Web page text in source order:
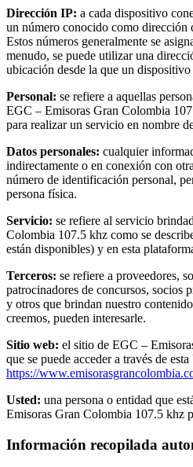
Dirección IP: a cada dispositivo
un número conocido como dirección
Estos números generalmente se
menudo, se puede utilizar una
ubicación desde la que un dispositivo
Personal: se refiere a aquellas
EGC – Emisoras Gran Colombia
para realizar un servicio en nombre
Datos personales: cualquier
indirectamente o en conexión con
número de identificación personal,
persona física.
Servicio: se refiere al servicio
Colombia 107.5 khz como se
están disponibles) y en esta
Terceros: se refiere a proveedores,
patrocinadores de concursos, socios
y otros que brindan nuestro
creemos, pueden interesarle.
Sitio web: el sitio de EGC –
que se puede acceder a través de
https://
Usted: una persona o entidad que
Emisoras Gran Colombia 107.5 khz
Información recopilada